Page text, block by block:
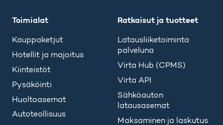
Toimialat
Kauppaketjut
Hotellit ja majoitus
Kiinteistöt
Pysäköinti
Huoltoasemat
Autoteollisuus
Ratkaisut ja tuotteet
Latausliiketoiminta
palveluna
Virta Hub (CPMS)
Virta API
Sähköauton
latausasemat
Maksaminen ja laskutus